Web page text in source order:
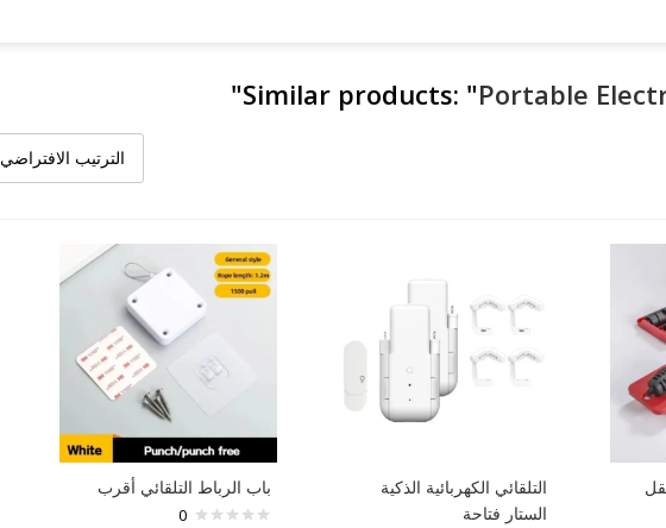
Similar products: "Portable
"
الترتيب الافتراضي
التلقائي الكهربائية الذكية
الستار فتاحة
باب الرباط التلقائي أقرب
0